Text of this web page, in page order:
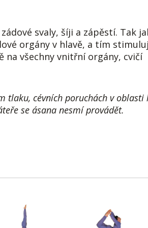
svaly, šíji a zápěstí. Tak
orgány v hlavě, a tím
na všechny vnitřní orgány, cvičí
tlaku, cévních poruchách v oblasti
se ásana nesmí provádět.